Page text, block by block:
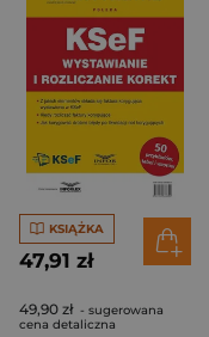
KSIĄŻKA
47,91 zł
49,90 zł - sugerowana
cena detaliczna